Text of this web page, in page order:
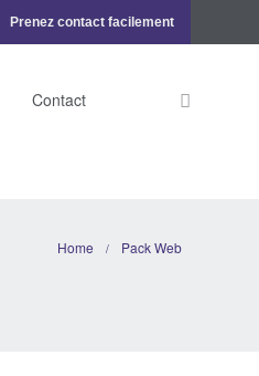
Prenez contact facilement
Contact
Home / Pack Web